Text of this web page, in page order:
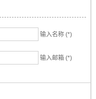
输入名称 (*)
输入邮箱 (*)